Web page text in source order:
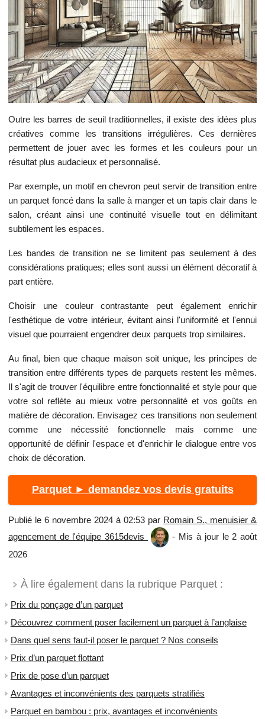
Outre les barres de seuil traditionnelles, il existe des idées plus
créatives comme les transitions irrégulières. Ces dernières
permettent de jouer avec les formes et les couleurs pour un
résultat plus audacieux et personnalisé.
Par exemple, un motif en chevron peut servir de transition entre
un parquet foncé dans la salle à manger et un tapis clair dans le
salon, créant ainsi une continuité visuelle tout en délimitant
subtilement les espaces.
Les bandes de transition ne se limitent pas seulement à des
considérations pratiques; elles sont aussi un élément décoratif à
part entière.
Choisir une couleur contrastante peut également enrichir
l'esthétique de votre intérieur, évitant ainsi l'uniformité et l'ennui
visuel que pourraient engendrer deux parquets trop similaires.
Au final, bien que chaque maison soit unique, les principes de
transition entre différents types de parquets restent les mêmes.
Il s'agit de trouver l'équilibre entre fonctionnalité et style pour que
votre sol reflète au mieux votre personnalité et vos goûts en
matière de décoration. Envisagez ces transitions non seulement
comme une nécessité fonctionnelle mais comme une
opportunité de définir l'espace et d'enrichir le dialogue entre vos
choix de décoration.
Parquet ► demandez vos devis gratuits
Publié le 6 novembre 2024 à 02:53 par Romain S., menuisier &
agencement de l'équipe 3615devis
- Mis à jour le 2 août
2026
À lire également dans la rubrique Parquet :
Prix du ponçage d’un parquet
Découvrez comment poser facilement un parquet à l’anglaise
Dans quel sens faut-il poser le parquet ? Nos conseils
Prix d’un parquet flottant
Prix de pose d’un parquet
Avantages et inconvénients des parquets stratifiés
Parquet en bambou : prix, avantages et inconvénients